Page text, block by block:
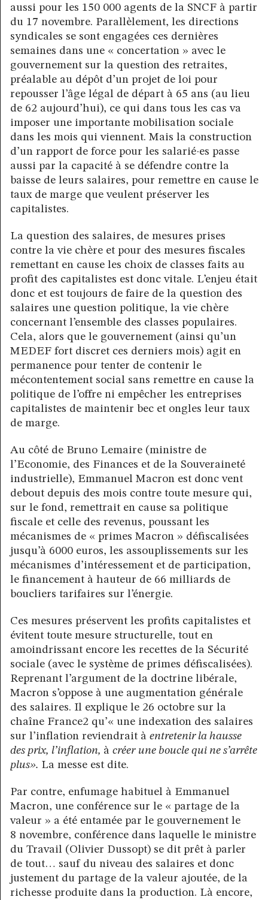
aussi pour les 150 000 agents de la SNCF à partir
du 17 novembre. Parallèlement, les directions
syndicales se sont engagées ces dernières
semaines dans une « concertation » avec le
gouvernement sur la question des retraites,
préalable au dépôt d’un projet de loi pour
repousser l’âge légal de départ à 65 ans (au lieu
de 62 aujourd’hui), ce qui dans tous les cas va
imposer une importante mobilisation sociale
dans les mois qui viennent. Mais la construction
d’un rapport de force pour les salarié·es passe
aussi par la capacité à se défendre contre la
baisse de leurs salaires, pour remettre en cause le
taux de marge que veulent préserver les
capitalistes.
La question des salaires, de mesures prises
contre la vie chère et pour des mesures fiscales
remettant en cause les choix de classes faits au
profit des capitalistes est donc vitale. L’enjeu était
donc et est toujours de faire de la question des
salaires une question politique, la vie chère
concernant l’ensemble des classes populaires.
Cela, alors que le gouvernement (ainsi qu’un
MEDEF fort discret ces derniers mois) agit en
permanence pour tenter de contenir le
mécontentement social sans remettre en cause la
politique de l’offre ni empêcher les entreprises
capitalistes de maintenir bec et ongles leur taux
de marge.
Au côté de Bruno Lemaire (ministre de
l’Economie, des Finances et de la Souveraineté
industrielle), Emmanuel Macron est donc vent
debout depuis des mois contre toute mesure qui,
sur le fond, remettrait en cause sa politique
fiscale et celle des revenus, poussant les
mécanismes de « primes Macron » défiscalisées
jusqu’à 6000 euros, les assouplissements sur les
mécanismes d’intéressement et de participation,
le financement à hauteur de 66 milliards de
boucliers tarifaires sur l’énergie.
Ces mesures préservent les profits capitalistes et
évitent toute mesure structurelle, tout en
amoindrissant encore les recettes de la Sécurité
sociale (avec le système de primes défiscalisées).
Reprenant l’argument de la doctrine libérale,
Macron s’oppose à une augmentation générale
des salaires. Il explique le 26 octobre sur la
chaîne France2 qu’« une indexation des salaires
sur l’inflation reviendrait à entretenir la hausse
des prix, l’inflation, à créer une boucle qui ne s’arrête
plus». La messe est dite.
Par contre, enfumage habituel à Emmanuel
Macron, une conférence sur le « partage de la
valeur » a été entamée par le gouvernement le
8 novembre, conférence dans laquelle le ministre
du Travail (Olivier Dussopt) se dit prêt à parler
de tout… sauf du niveau des salaires et donc
justement du partage de la valeur ajoutée, de la
richesse produite dans la production. Là encore,